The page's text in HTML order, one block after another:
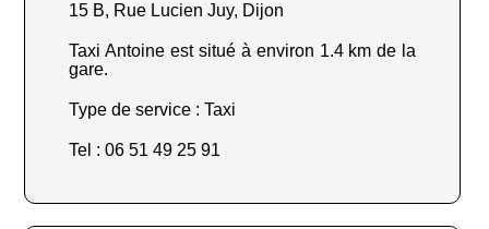
15 B, Rue Lucien Juy, Dijon
Taxi Antoine est situé à environ 1.4 km de la
gare.
Type de service : Taxi
Tel : 06 51 49 25 91